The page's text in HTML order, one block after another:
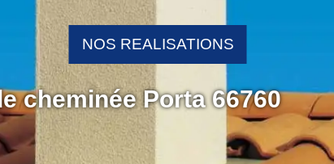
cheminée Porta 66760
NOS REALISATIONS